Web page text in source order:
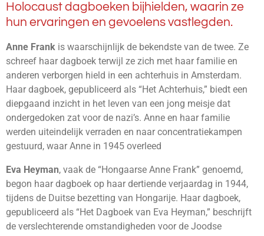
Holocaust dagboeken bijhielden, waarin ze
hun ervaringen en gevoelens vastlegden.
Anne Frank is waarschijnlijk de bekendste van de twee. Ze
schreef haar dagboek terwijl ze zich met haar familie en
anderen verborgen hield in een achterhuis in Amsterdam.
Haar dagboek, gepubliceerd als “Het Achterhuis,” biedt een
diepgaand inzicht in het leven van een jong meisje dat
ondergedoken zat voor de nazi’s. Anne en haar familie
werden uiteindelijk verraden en naar concentratiekampen
gestuurd, waar Anne in 1945 overleed
Eva Heyman, vaak de “Hongaarse Anne Frank” genoemd,
begon haar dagboek op haar dertiende verjaardag in 1944,
tijdens de Duitse bezetting van Hongarije. Haar dagboek,
gepubliceerd als “Het Dagboek van Eva Heyman,” beschrijft
de verslechterende omstandigheden voor de Joodse